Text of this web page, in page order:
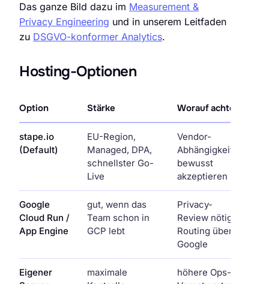
Das ganze Bild dazu im Measurement &
Privacy Engineering und in unserem Leitfaden
zu DSGVO-konformer Analytics.
Hosting-Optionen
Option Stärke Worauf achten
stape.io
(Default)
EU-Region,
Managed, DPA,
schnellster Go-
Live
Vendor-
Abhängigkeit
bewusst
akzeptieren
Google
Cloud Run /
App Engine
gut, wenn das
Team schon in
GCP lebt
Privacy-
Review nötig,
Routing über
Google
Eigener
maximale
höhere Ops-